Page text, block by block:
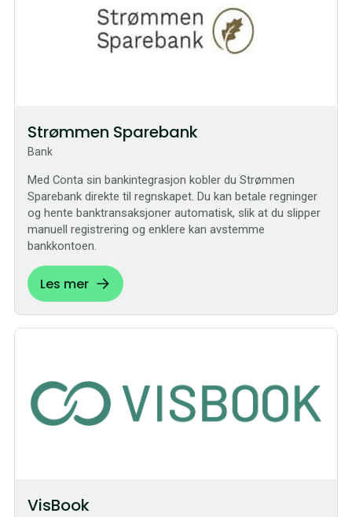
Strømmen Sparebank
Bank
Med Conta sin bankintegrasjon kobler du Strømmen
Sparebank direkte til regnskapet. Du kan betale regninger
og hente banktransaksjoner automatisk, slik at du slipper
manuell registrering og enklere kan avstemme
bankkontoen.
Les mer
VisBook